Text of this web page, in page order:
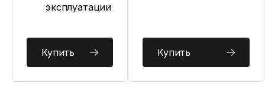
эксплуатации
Купить Купить